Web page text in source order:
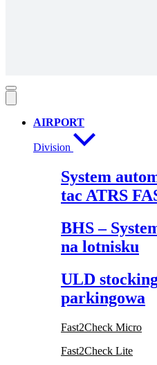
AIRPORT
Division
System
tac ATRS
BHS –
na lotnisku
ULD
parkingowa
Fast2Check Micro
Fast2Check Lite